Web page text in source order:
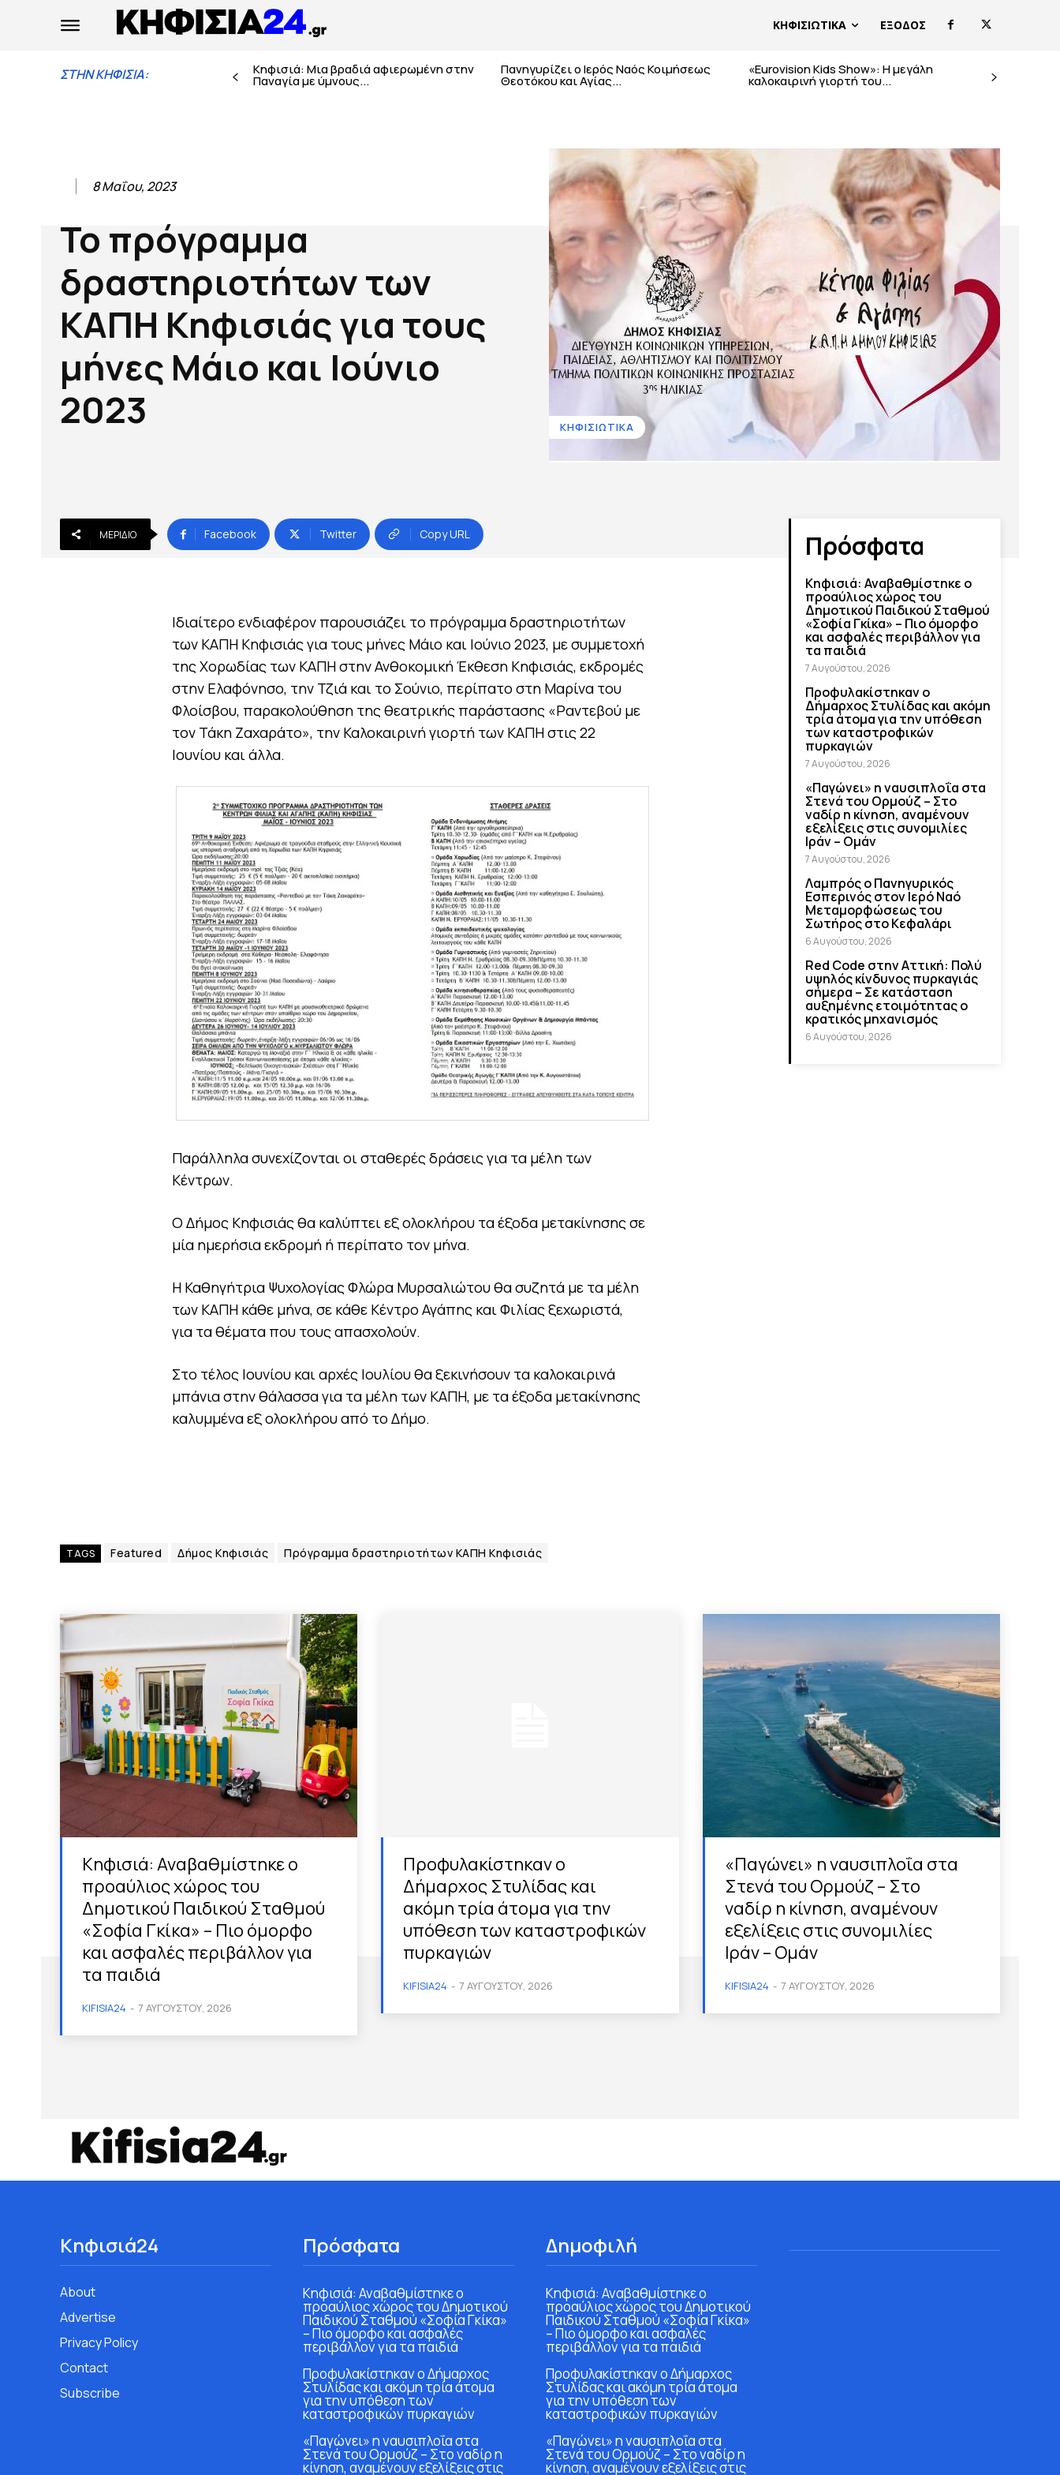
ΚΗΦΙΣΙΩΤΙΚΑ ΕΞΟΔΟΣ
ΣΤΗΝ ΚΗΦΙΣΙΑ: Κηφισιά: Μια βραδιά αφιερωμένη στην
Παναγία με ύμνους...
Πανηγυρίζει ο Ιερός Ναός Κοιμήσεως
Θεοτόκου και Αγίας...
«Eurovision Kids Show»: Η μεγάλη
καλοκαιρινή γιορτή του...
8 Μαΐου, 2023
Το πρόγραμμα
δραστηριοτήτων των
ΚΑΠΗ Κηφισιάς για τους
μήνες Μάιο και Ιούνιο
2023
ΚΗΦΙΣΙΩΤΙΚΑ
ΜΕΡΊΔΙΟ Facebook Twitter Copy URL
Ιδιαίτερο ενδιαφέρον παρουσιάζει το πρόγραμμα δραστηριοτήτων
των ΚΑΠΗ Κηφισιάς για τους μήνες Μάιο και Ιούνιο 2023, με συμμετοχή
της Χορωδίας των ΚΑΠΗ στην Ανθοκομική Έκθεση Κηφισιάς, εκδρομές
στην Ελαφόνησο, την Τζιά και το Σούνιο, περίπατο στη Μαρίνα του
Φλοίσβου, παρακολούθηση της θεατρικής παράστασης «Ραντεβού με
τον Τάκη Ζαχαράτο», την Καλοκαιρινή γιορτή των ΚΑΠΗ στις 22
Ιουνίου και άλλα.
Παράλληλα συνεχίζονται οι σταθερές δράσεις για τα μέλη των
Κέντρων.
Ο Δήμος Κηφισιάς θα καλύπτει εξ ολοκλήρου τα έξοδα μετακίνησης σε
μία ημερήσια εκδρομή ή περίπατο τον μήνα.
Η Καθηγήτρια Ψυχολογίας Φλώρα Μυρσαλιώτου θα συζητά με τα μέλη
των ΚΑΠΗ κάθε μήνα, σε κάθε Κέντρο Αγάπης και Φιλίας ξεχωριστά,
για τα θέματα που τους απασχολούν.
Στο τέλος Ιουνίου και αρχές Ιουλίου θα ξεκινήσουν τα καλοκαιρινά
μπάνια στην θάλασσα για τα μέλη των ΚΑΠΗ, με τα έξοδα μετακίνησης
καλυμμένα εξ ολοκλήρου από το Δήμο.
TAGS Featured Δήμος Κηφισιάς Πρόγραμμα δραστηριοτήτων ΚΑΠΗ Κηφισιάς
Πρόσφατα
Κηφισιά: Αναβαθμίστηκε ο
προαύλιος χώρος του
Δημοτικού Παιδικού Σταθμού
«Σοφία Γκίκα» – Πιο όμορφο
και ασφαλές περιβάλλον για
τα παιδιά
7 Αυγούστου, 2026
Προφυλακίστηκαν ο
Δήμαρχος Στυλίδας και ακόμη
τρία άτομα για την υπόθεση
των καταστροφικών
πυρκαγιών
7 Αυγούστου, 2026
«Παγώνει» η ναυσιπλοΐα στα
Στενά του Ορμούζ – Στο
ναδίρ η κίνηση, αναμένουν
εξελίξεις στις συνομιλίες
Ιράν – Ομάν
7 Αυγούστου, 2026
Λαμπρός ο Πανηγυρικός
Εσπερινός στον Ιερό Ναό
Μεταμορφώσεως του
Σωτήρος στο Κεφαλάρι
6 Αυγούστου, 2026
Red Code στην Αττική: Πολύ
υψηλός κίνδυνος πυρκαγιάς
σήμερα – Σε κατάσταση
αυξημένης ετοιμότητας ο
κρατικός μηχανισμός
6 Αυγούστου, 2026
Κηφισιά: Αναβαθμίστηκε ο
προαύλιος χώρος του
Δημοτικού Παιδικού Σταθμού
«Σοφία Γκίκα» – Πιο όμορφο
και ασφαλές περιβάλλον για
τα παιδιά
KIFISIA24 - 7 ΑΥΓΟΎΣΤΟΥ, 2026
Προφυλακίστηκαν ο
Δήμαρχος Στυλίδας και
ακόμη τρία άτομα για την
υπόθεση των καταστροφικών
πυρκαγιών
KIFISIA24 - 7 ΑΥΓΟΎΣΤΟΥ, 2026
«Παγώνει» η ναυσιπλοΐα στα
Στενά του Ορμούζ – Στο
ναδίρ η κίνηση, αναμένουν
εξελίξεις στις συνομιλίες
Ιράν – Ομάν
KIFISIA24 - 7 ΑΥΓΟΎΣΤΟΥ, 2026
Κηφισιά24
About
Advertise
Privacy Policy
Contact
Subscribe
Πρόσφατα
Κηφισιά: Αναβαθμίστηκε ο
προαύλιος χώρος του Δημοτικού
Παιδικού Σταθμού «Σοφία Γκίκα»
– Πιο όμορφο και ασφαλές
περιβάλλον για τα παιδιά
Προφυλακίστηκαν ο Δήμαρχος
Στυλίδας και ακόμη τρία άτομα
για την υπόθεση των
καταστροφικών πυρκαγιών
«Παγώνει» η ναυσιπλοΐα στα
Στενά του Ορμούζ – Στο ναδίρ η
κίνηση, αναμένουν εξελίξεις στις
Δημοφιλή
Κηφισιά: Αναβαθμίστηκε ο
προαύλιος χώρος του Δημοτικού
Παιδικού Σταθμού «Σοφία Γκίκα»
– Πιο όμορφο και ασφαλές
περιβάλλον για τα παιδιά
Προφυλακίστηκαν ο Δήμαρχος
Στυλίδας και ακόμη τρία άτομα
για την υπόθεση των
καταστροφικών πυρκαγιών
«Παγώνει» η ναυσιπλοΐα στα
Στενά του Ορμούζ – Στο ναδίρ η
κίνηση, αναμένουν εξελίξεις στις